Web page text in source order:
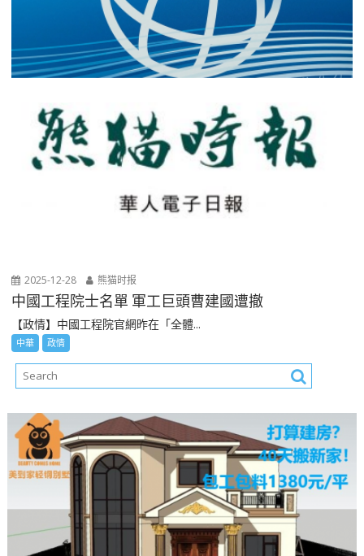
2025-12-28 熊猫时报
中國工程院士名單 軍工巨頭曹建國遭撤
【政情】中國工程院官網昨在「全體...
中華 政情